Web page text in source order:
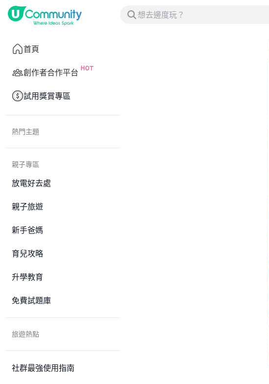
首頁
創作者合作平台
試用獎賞專區
熱門主題
親子專區
放電好去處
親子旅遊
新手爸媽
育兒攻略
升學教育
免費試題庫
旅遊熱點
社群最強使用指南